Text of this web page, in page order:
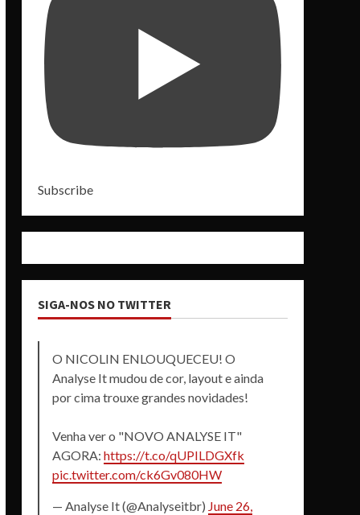
Subscribe
SIGA-NOS NO TWITTER
O NICOLIN ENLOUQUECEU! O
Analyse It mudou de cor, layout e ainda
por cima trouxe grandes novidades!
Venha ver o "NOVO ANALYSE IT"
AGORA:https://t.co/qUPILDGXfk
pic.twitter.com/ck6Gv080HW
— Analyse It (@Analyseitbr) June 26,